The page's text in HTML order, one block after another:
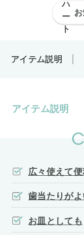
アイテム説明
アイテム説明
広々使えて
歯当たりが
お皿としても